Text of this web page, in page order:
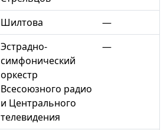
Шилтова
—
Эстрадно-
симфонический
оркестр
Всесоюзного радио
и Центрального
телевидения
—